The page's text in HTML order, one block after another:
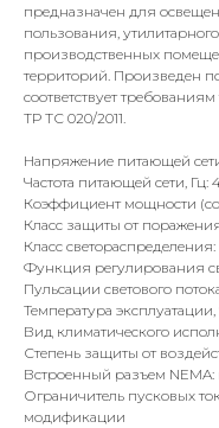
предназначен для
пользования,
производственных
территорий. Произведен
соответствует
ТР ТС 020/2011.
Напряжение питающей
Частота питающей сети, Гц:
Коэффициент мощности
Класс защиты от
Класс
Функция регулирования
Пульсации светового
Температура эксплуатации,
Вид климатического
Степень защиты от
Встроенный разъем
Ограничитель пусковых
модификации